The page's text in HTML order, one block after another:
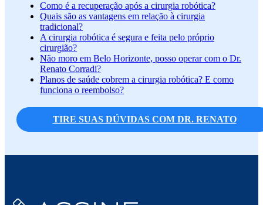
Como é a recuperação após a cirurgia robótica?
Quais são as vantagens em relação à cirurgia
tradicional?
A cirurgia robótica é segura e feita pelo próprio
cirurgião?
Não moro em Belo Horizonte, posso operar com o Dr.
Renato Corradi?
Planos de saúde cobrem a cirurgia robótica? E como
funciona o reembolso?
TIRE SUAS DÚVIDAS COM DR. RENATO